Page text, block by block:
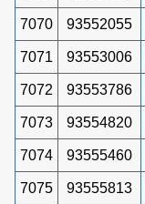
7070 93552055
7071 93553006
7072 93553786
7073 93554820
7074 93555460
7075 93555813